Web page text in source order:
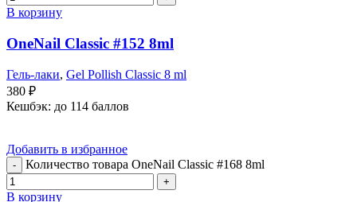
В корзину
OneNail Classic #152 8ml
Гель-лаки, Gel Pollish Classic 8 ml
380 ₽
Кешбэк: до 114 баллов
Добавить в избранное
Количество товара OneNail Classic #168 8ml
В корзину